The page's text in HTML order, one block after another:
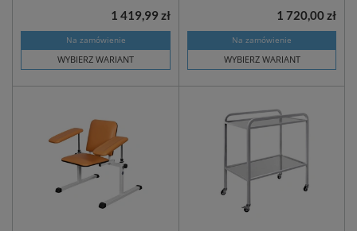
Na zamówienie
WYBIERZ WARIANT
1 419,99 zł
Na zamówienie
WYBIERZ WARIANT
1 720,00 zł